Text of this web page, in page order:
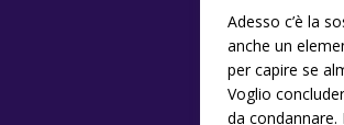
Adesso c’è la
anche un
per capire se
Voglio
da